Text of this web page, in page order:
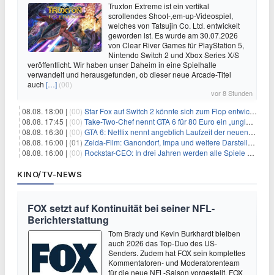
Truxton Extreme ist ein vertikal
scrollendes Shoot-‚em-up-Videospiel,
welches von Tatsujin Co. Ltd. entwickelt
geworden ist. Es wurde am 30.07.2026
von Clear River Games für PlayStation 5,
Nintendo Switch 2 und Xbox Series X/S
veröffentlicht. Wir haben unser Daheim in eine Spielhalle
verwandelt und herausgefunden, ob dieser neue Arcade-Titel
auch […] (00)
vor 8 Stunden
08.08. 18:00 | (00) Star Fox auf Switch 2 könnte sich zum Flop entwickeln
08.08. 17:45 | (00) Take-Two-Chef nennt GTA 6 für 80 Euro ein „unglaubliches Schnäppchen“
08.08. 16:30 | (00) GTA 6: Netflix nennt angeblich Laufzeit der neuen Gameplay-Präsentation
08.08. 16:00 | (01) Zelda-Film: Ganondorf, Impa und weitere Darsteller sollen feststehen
08.08. 16:00 | (00) Rockstar-CEO: In drei Jahren werden alle Spiele gestreamt
KINO/TV-NEWS
FOX setzt auf Kontinuität bei seiner NFL-
Berichterstattung
Tom Brady und Kevin Burkhardt bleiben
auch 2026 das Top-Duo des US-
Senders. Zudem hat FOX sein komplettes
Kommentatoren- und Moderatorenteam
für die neue NFL-Saison vorgestellt. FOX